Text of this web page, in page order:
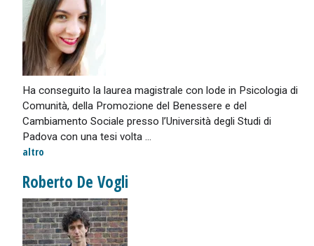
Ha conseguito la laurea magistrale con lode in Psicologia di
Comunità, della Promozione del Benessere e del
Cambiamento Sociale presso l’Università degli Studi di
Padova con una tesi volta ...
altro
Roberto De Vogli